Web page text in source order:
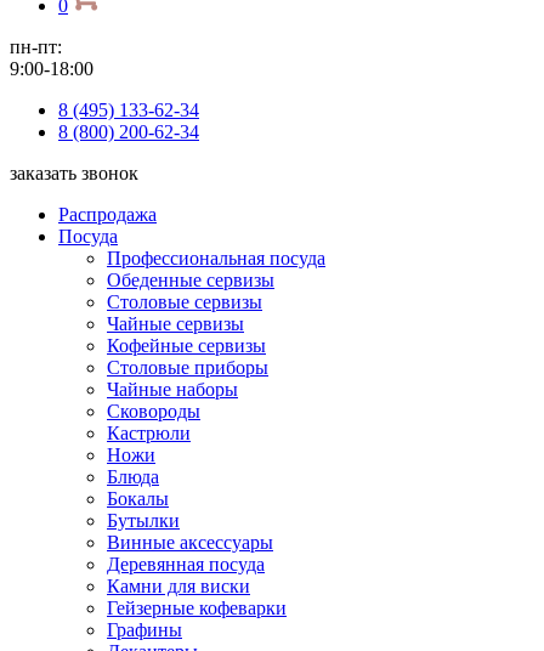
0
пн-пт:
9:00-18:00
8 (495) 133-62-34
8 (800) 200-62-34
заказать звонок
Распродажа
Посуда
Профессиональная посуда
Обеденные сервизы
Столовые сервизы
Чайные сервизы
Кофейные сервизы
Столовые приборы
Чайные наборы
Сковороды
Кастрюли
Ножи
Блюда
Бокалы
Бутылки
Винные аксессуары
Деревянная посуда
Камни для виски
Гейзерные кофеварки
Графины